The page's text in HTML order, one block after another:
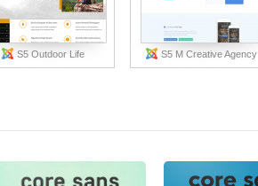
S5 Outdoor Life S5 M Creative Agency